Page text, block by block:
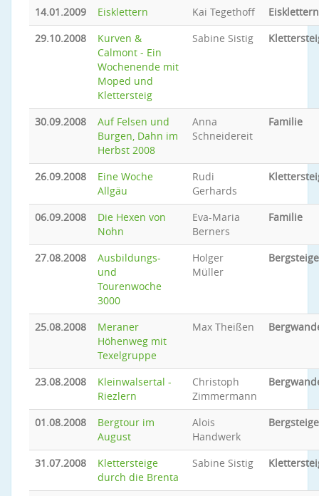
14.01.2009 Eisklettern Kai Tegethoff
Eisklettern
29.10.2008
Kurven &
Calmont - Ein
Wochenende mit
Moped und
Klettersteig
Sabine Sistig
30.09.2008
Auf Felsen und
Burgen, Dahn im
Herbst 2008
Anna
Schneidereit
Familie
26.09.2008
Eine Woche
Allgäu
Rudi
Gerhards
06.09.2008
Die Hexen von
Nohn
Eva-Maria
Berners
Familie
27.08.2008
Ausbildungs-
und
Tourenwoche
3000
Holger
Müller
25.08.2008
Meraner
Höhenweg mit
Texelgruppe
Max Theißen
23.08.2008
Kleinwalsertal -
Riezlern
Christoph
Zimmermann
01.08.2008
Bergtour im
August
Alois
Handwerk
31.07.2008
Klettersteige
durch die Brenta
Sabine Sistig